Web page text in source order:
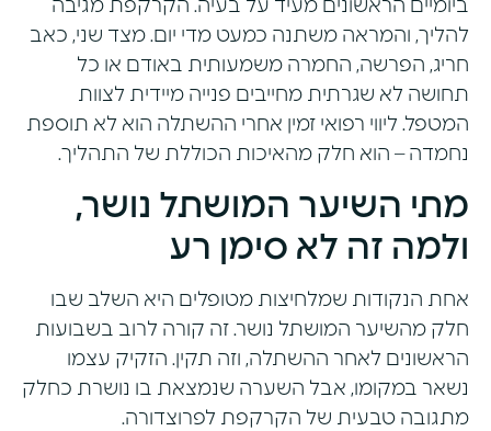
ביומיים הראשונים מעיד על בעיה. הקרקפת מגיבה
להליך, והמראה משתנה כמעט מדי יום. מצד שני, כאב
חריג, הפרשה, החמרה משמעותית באודם או כל
תחושה לא שגרתית מחייבים פנייה מיידית לצוות
המטפל. ליווי רפואי זמין אחרי ההשתלה הוא לא תוספת
נחמדה – הוא חלק מהאיכות הכוללת של התהליך.
מתי השיער המושתל נושר,
ולמה זה לא סימן רע
אחת הנקודות שמלחיצות מטופלים היא השלב שבו
חלק מהשיער המושתל נושר. זה קורה לרוב בשבועות
הראשונים לאחר ההשתלה, וזה תקין. הזקיק עצמו
נשאר במקומו, אבל השערה שנמצאת בו נושרת כחלק
מתגובה טבעית של הקרקפת לפרוצדורה.